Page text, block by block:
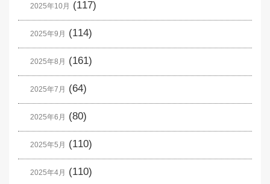
2025年10月 (117)
2025年9月 (114)
2025年8月 (161)
2025年7月 (64)
2025年6月 (80)
2025年5月 (110)
2025年4月 (110)